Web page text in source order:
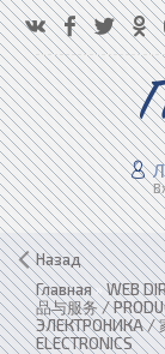
Назад
Главная»WEB
品与服务 /
ЭЛЕКТРОНИКА /
ELECTRONICS